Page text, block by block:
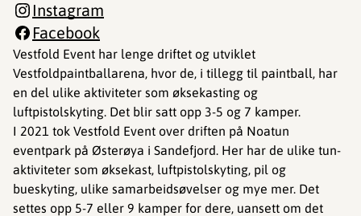
Vestfold Event har lenge driftet og utviklet
Vestfoldpaintballarena, hvor de, i tillegg til paintball, har
en del ulike aktiviteter som øksekasting og
luftpistolskyting. Det blir satt opp 3-5 og 7 kamper.
I 2021 tok Vestfold Event over driften på Noatun
eventpark på Østerøya i Sandefjord. Her har de ulike tun-
aktiviteter som øksekast, luftpistolskyting, pil og
bueskyting, ulike samarbeidsøvelser og mye mer. Det
settes opp 5-7 eller 9 kamper for dere, uansett om det
Instagram
Facebook